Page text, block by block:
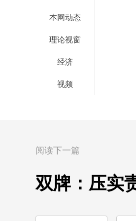
本网动态
理论视窗
经济
视频
阅读下一篇
双牌：压实